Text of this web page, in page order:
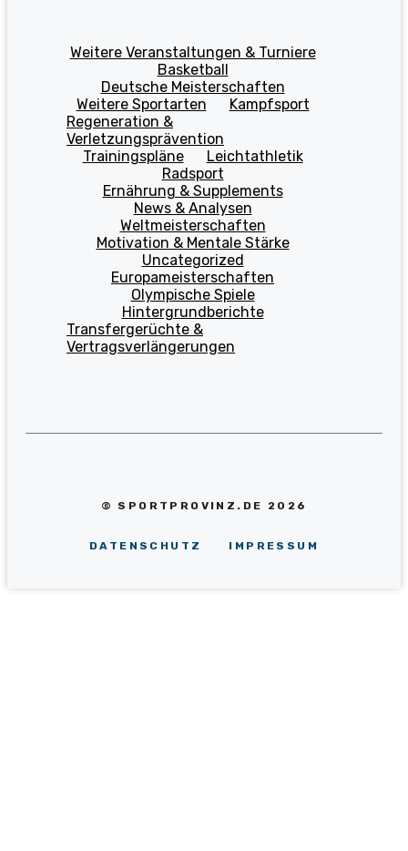
Weitere Veranstaltungen & Turniere
Basketball
Deutsche Meisterschaften
Weitere Sportarten
Kampfsport
Regeneration &
Verletzungsprävention
Trainingspläne
Leichtathletik
Radsport
Ernährung & Supplements
News & Analysen
Weltmeisterschaften
Motivation & Mentale Stärke
Uncategorized
Europameisterschaften
Olympische Spiele
Hintergrundberichte
Transfergerüchte &
Vertragsverlängerungen
© SPORTPROVINZ.DE 2026
DATENSCHUTZ IMPRESSUM